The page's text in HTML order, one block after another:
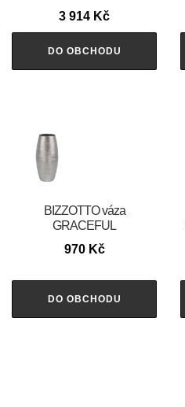
3 914 Kč
DO OBCHODU
BIZZOTTO váza
GRACEFUL
970 Kč
DO OBCHODU